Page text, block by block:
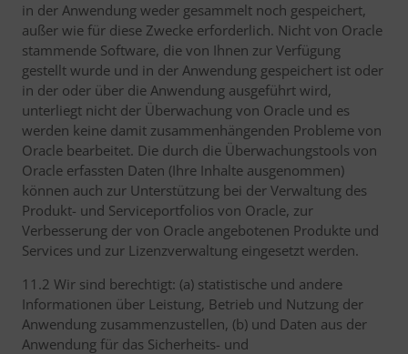
in der Anwendung weder gesammelt noch gespeichert,
außer wie für diese Zwecke erforderlich. Nicht von Oracle
stammende Software, die von Ihnen zur Verfügung
gestellt wurde und in der Anwendung gespeichert ist oder
in der oder über die Anwendung ausgeführt wird,
unterliegt nicht der Überwachung von Oracle und es
werden keine damit zusammenhängenden Probleme von
Oracle bearbeitet. Die durch die Überwachungstools von
Oracle erfassten Daten (Ihre Inhalte ausgenommen)
können auch zur Unterstützung bei der Verwaltung des
Produkt- und Serviceportfolios von Oracle, zur
Verbesserung der von Oracle angebotenen Produkte und
Services und zur Lizenzverwaltung eingesetzt werden.
11.2 Wir sind berechtigt: (a) statistische und andere
Informationen über Leistung, Betrieb und Nutzung der
Anwendung zusammenzustellen, (b) und Daten aus der
Anwendung für das Sicherheits- und